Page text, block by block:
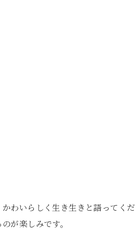
わいらしく生き生きと語ってくだ
が楽しみです。